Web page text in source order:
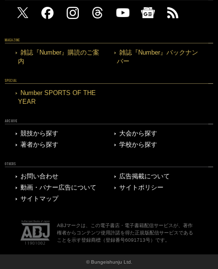
MAGAZINE
雑誌『Number』購読のご案
内
雑誌『Number』バックナン
バー
SPECIAL
Number SPORTS OF THE
YEAR
ARCHIVE
競技から探す
大会から探す
著者から探す
学校から探す
OTHERS
お問い合わせ
広告掲載について
動画・バナー広告について
サイトポリシー
サイトマップ
ABJマークは、この電子書店・電子書籍配信サービスが、著作
権者からコンテンツ使用許諾を得た正規版配信サービスである
ことを示す登録商標（登録番号6091713号）です。
© Bungeishunju Ltd.